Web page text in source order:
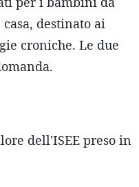
destinato ai
croniche. Le due
dell'ISEE preso in